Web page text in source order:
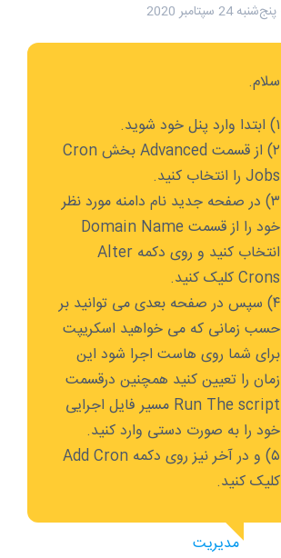
پنج‌شنبه 24 سپتامبر 2020
سلام.
۱) ابتدا وارد پنل خود شوید.
۲) از قسمت Advanced بخش Cron
Jobs را انتخاب کنید.
۳) در صفحه جدید نام دامنه مورد نظر
خود را از قسمت Domain Name
انتخاب کنید و روی دکمه Alter
Crons کلیک کنید.
۴) سپس در صفحه بعدی می توانید بر
حسب زمانی که می خواهید اسکریپت
برای شما روی هاست اجرا شود این
زمان را تعیین کنید همچنین درقسمت
Run The script مسیر فایل اجرایی
خود را به صورت دستی وارد کنید.
۵) و در آخر نیز روی دکمه Add Cron
کلیک کنید.
مدیریت